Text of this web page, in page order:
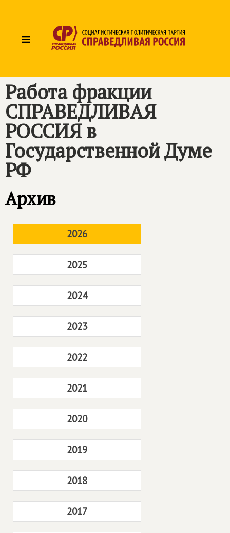
≡
Работа фракции
СПРАВЕДЛИВАЯ
РОССИЯв
Государственной Думе
РФ
Архив
2026
2025
2024
2023
2022
2021
2020
2019
2018
2017